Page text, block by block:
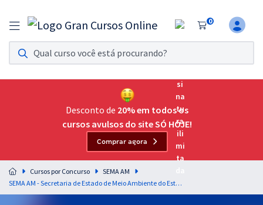
0
Assinatura Ilimitada 11
Acesso a todos os cursos. Teste grátis por 7 dias!
Assinatura OAB Até Passar
Acesso ilimitado a toda preparação para o Exame da
Residências Multiprofissionais
Preparação completa e intensiva para as principais
residências em saúde do Brasil
Desconto de 20% em todos os
cursos avulsos do site SÓ HOJE!
Comprar agora
Cursos por Concurso
SEMA AM
SEMA AM - Secretaria de Estado de Meio Ambiente do Estado do Amazonas - Conhecimentos Específicos para o Cargo 4: Analista Ambiental – Especialidade: Comunicação Social